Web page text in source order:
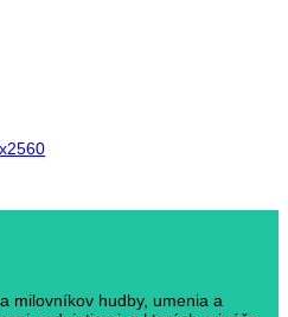
milovníkov hudby, umenia a